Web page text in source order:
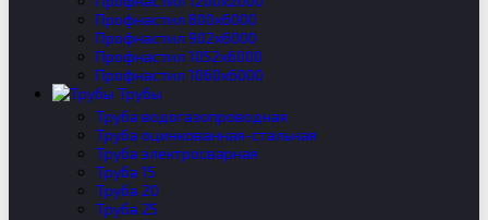
Профнастил 800х6000
Профнастил 902х6000
Профнастил 1052х6000
Профнастил 1060х6000
Трубы
Труба водогазопроводная
Труба оцинкованная-стальная
Труба электросварная
Труба 15
Труба 20
Труба 25